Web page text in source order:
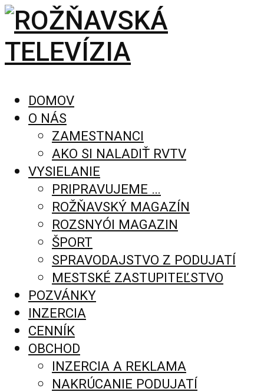
DOMOV
O NÁS
ZAMESTNANCI
AKO SI NALADIŤ RVTV
VYSIELANIE
PRIPRAVUJEME …
ROŽŇAVSKÝ MAGAZÍN
ROZSNYÓI MAGAZIN
ŠPORT
SPRAVODAJSTVO Z PODUJATÍ
MESTSKÉ ZASTUPITEĽSTVO
POZVÁNKY
INZERCIA
CENNÍK
OBCHOD
INZERCIA A REKLAMA
NAKRÚCANIE PODUJATÍ